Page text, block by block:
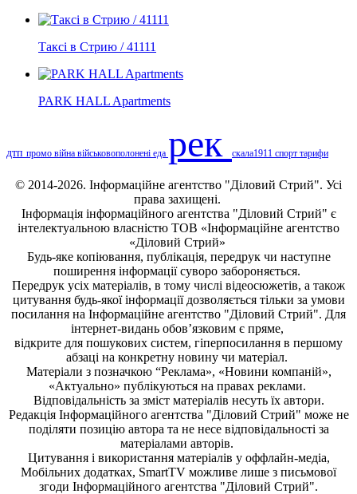
Таксі в Стрию / 41111
PARK HALL Apartments
дтп промо війна військовополонені еда рек скала1911 спорт тарифи
© 2014-2026. Інформаційне агентство "Діловий Стрий". Усі
права захищені.
Інформація інформаційного агентства "Діловий Стрий" є
інтелектуальною власністю ТОВ «Інформаційне агентство
«Діловий Стрий»
Будь-яке копiювання, публiкацiя, передрук чи наступне
поширення iнформацiї суворо забороняється.
Передрук усіх матеріалів, в тому числі відеосюжетів, а також
цитування будь-якої інформації дозволяється тільки за умови
посилання на Інформаційне агентство "Діловий Стрий". Для
інтернет-видань обов’язковим є пряме,
відкрите для пошукових систем, гіперпосилання в першому
абзаці на конкретну новину чи матеріал.
Матеріали з позначкою “Реклама», «Новини компаній»,
«Актуально» публікуються на правах реклами.
Відповідальність за зміст матеріалів несуть їх автори.
Редакція Інформаційного агентства "Діловий Стрий" може не
поділяти позицію автора та не несе відповідальності за
матеріалами авторів.
Цитування і використання матеріалів у оффлайн-медіа,
Мобільних додатках, SmartTV можливе лише з письмової
згоди Інформаційного агентства "Діловий Стрий".